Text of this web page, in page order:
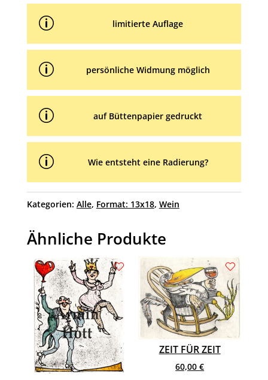
p limitierte Auflage
p persönliche Widmung möglich
p auf Büttenpapier gedruckt
p Wie entsteht eine Radierung?
Kategorien: Alle, Format: 13x18, Wein
Ähnliche Produkte
ZEIT FÜR ZEIT
60,00€